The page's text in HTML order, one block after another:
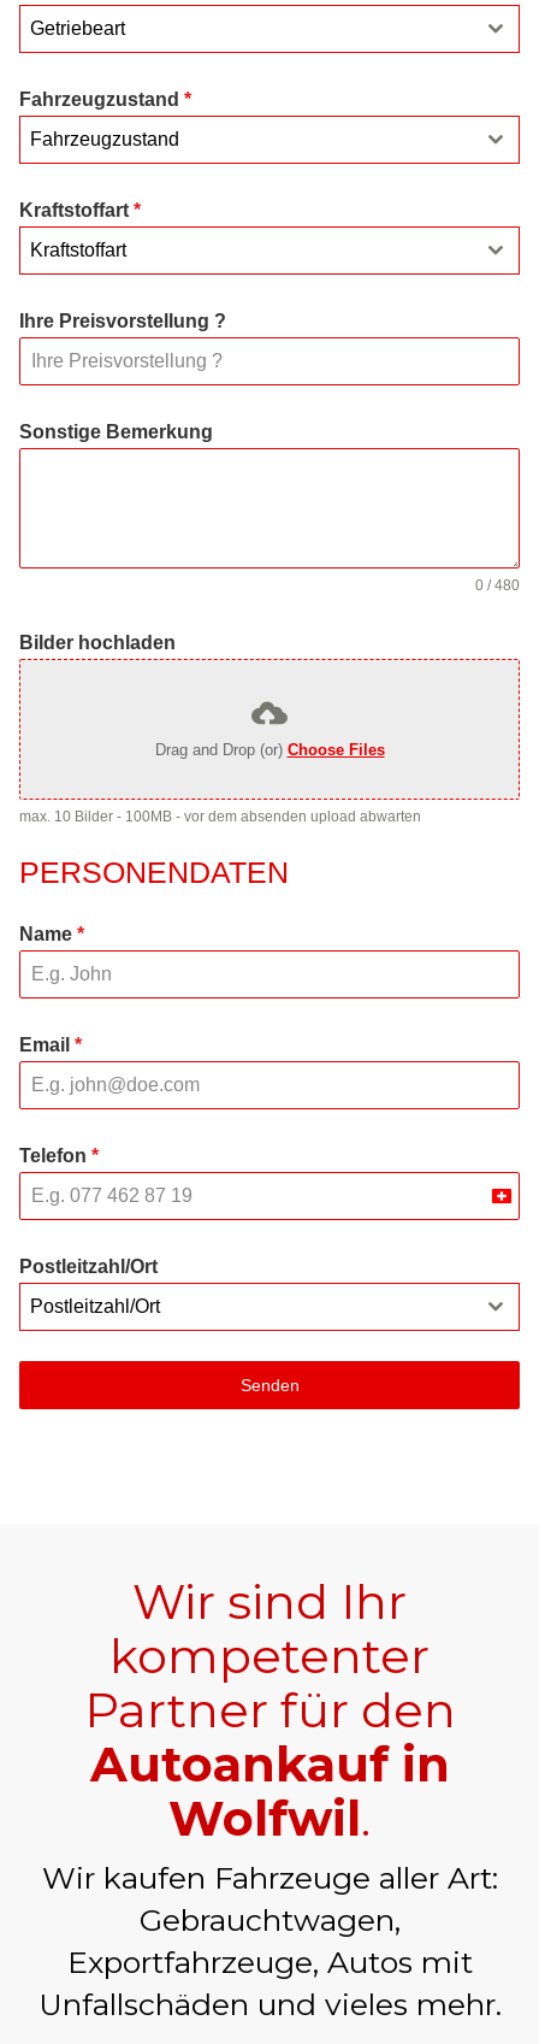
Getriebeart
Fahrzeugzustand *
Fahrzeugzustand
Kraftstoffart *
Kraftstoffart
Ihre Preisvorstellung ?
Sonstige Bemerkung
0 / 480
Bilder hochladen
Drag and Drop (or) Choose Files
max. 10 Bilder - 100MB - vor dem absenden upload abwarten
PERSONENDATEN
Name *
Email *
Telefon *
Postleitzahl/Ort
Postleitzahl/Ort
Senden
Wir sind Ihr
kompetenter
Partner für den
Autoankauf in
Wolfwil.
Wir kaufen Fahrzeuge aller Art:
Gebrauchtwagen,
Exportfahrzeuge, Autos mit
Unfallschäden und vieles mehr.